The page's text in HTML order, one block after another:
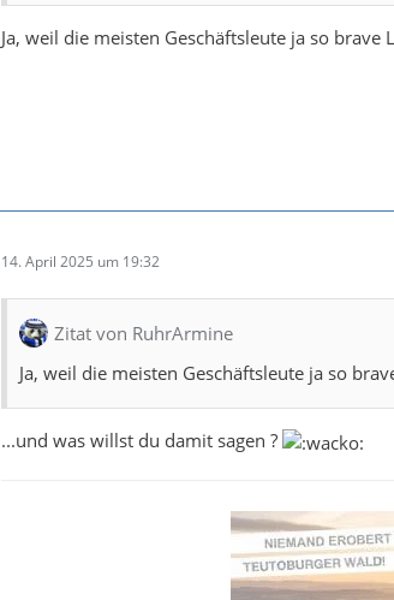
Ja, weil die meisten Geschäftsleute ja so brave
14. April 2025 um 19:32
Zitat von RuhrArmine
Ja, weil die meisten Geschäftsleute ja so
...und was willst du damit sagen ?